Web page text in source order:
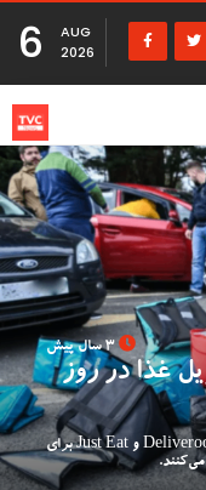
6
AUG
2026
3 سال پیش
غذا در روز
رانندگان تحویل غذا شرکت هایی از قبیل Deliveroo، Uber Eats و Just Eat برای